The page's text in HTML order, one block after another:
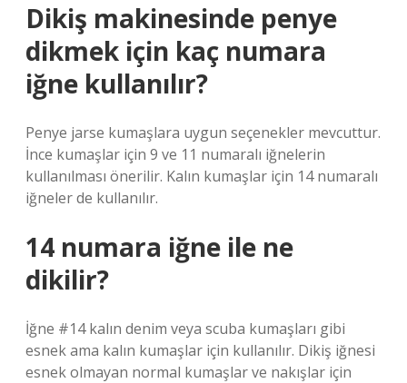
Dikiş makinesinde penye
dikmek için kaç numara
iğne kullanılır?
Penye jarse kumaşlara uygun seçenekler mevcuttur.
İnce kumaşlar için 9 ve 11 numaralı iğnelerin
kullanılması önerilir. Kalın kumaşlar için 14 numaralı
iğneler de kullanılır.
14 numara iğne ile ne
dikilir?
İğne #14 kalın denim veya scuba kumaşları gibi
esnek ama kalın kumaşlar için kullanılır. Dikiş iğnesi
esnek olmayan normal kumaşlar ve nakışlar için